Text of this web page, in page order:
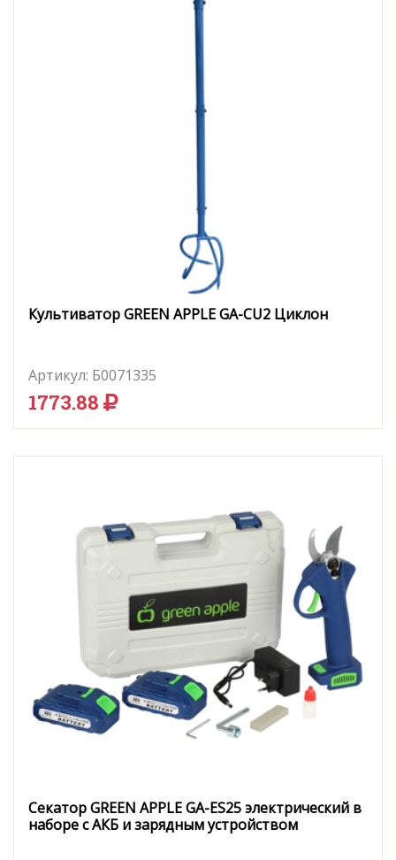
Культиватор GREEN APPLE GA-CU2 Циклон
Артикул: Б0071335
1773.88
Секатор GREEN APPLE GA-ES25 электрический в
наборе с АКБ и зарядным устройством